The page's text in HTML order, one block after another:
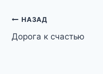
Навигация
по
НАЗАД
Дорога к счастью